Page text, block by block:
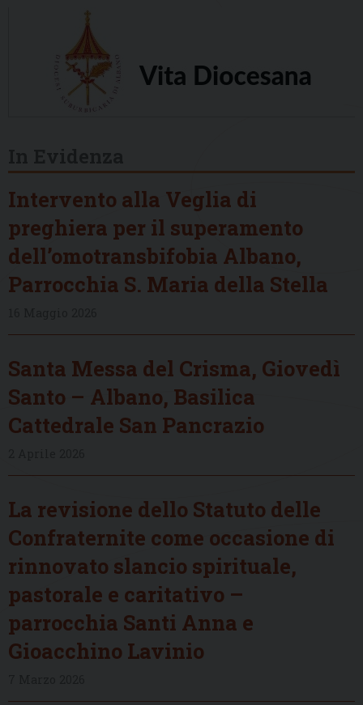
Intervento alla Veglia di
preghiera per il superamento
dell’omotransbifobia Albano,
Parrocchia S. Maria della Stella
Santa Messa del Crisma, Giovedì
Santo – Albano, Basilica
Cattedrale San Pancrazio
La revisione dello Statuto delle
Confraternite come occasione di
rinnovato slancio spirituale,
pastorale e caritativo –
parrocchia Santi Anna e
Gioacchino Lavinio